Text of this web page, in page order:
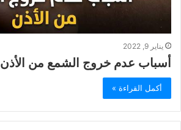
يناير 9, 2022
أسباب عدم خروج الشمع من الأذن
أكمل القراءة »